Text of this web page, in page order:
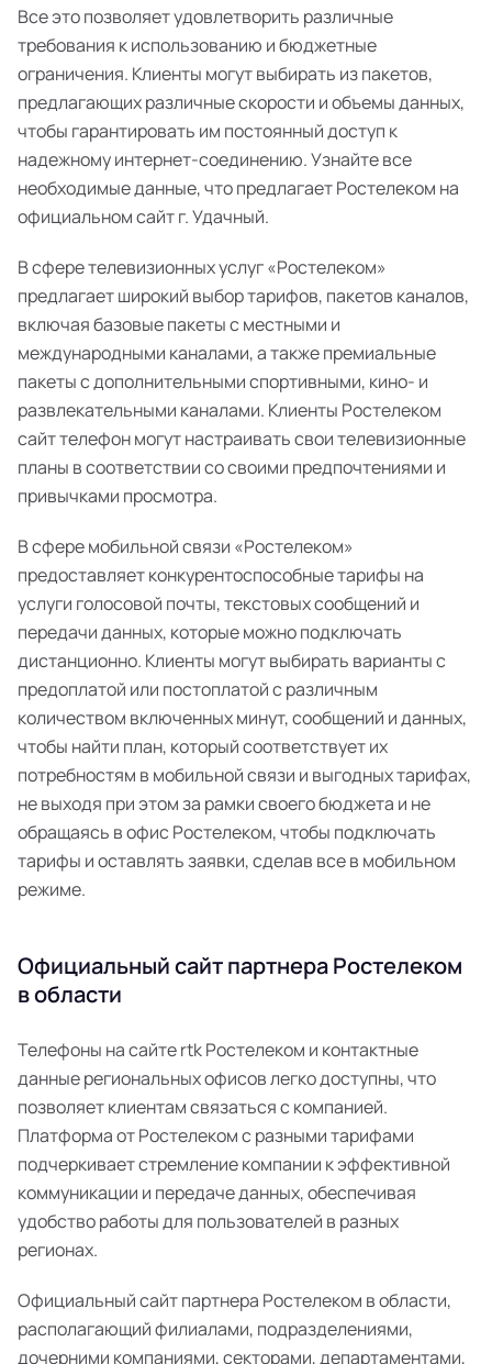
Все это позволяет удовлетворить различные
требования к использованию и бюджетные
ограничения. Клиенты могут выбирать из пакетов,
предлагающих различные скорости и объемы данных,
чтобы гарантировать им постоянный доступ к
надежному интернет-соединению. Узнайте все
необходимые данные, что предлагает Ростелеком на
официальном сайт г. Удачный.
В сфере телевизионных услуг «Ростелеком»
предлагает широкий выбор тарифов, пакетов каналов,
включая базовые пакеты с местными и
международными каналами, а также премиальные
пакеты с дополнительными спортивными, кино- и
развлекательными каналами. Клиенты Ростелеком
сайт телефон могут настраивать свои телевизионные
планы в соответствии со своими предпочтениями и
привычками просмотра.
В сфере мобильной связи «Ростелеком»
предоставляет конкурентоспособные тарифы на
услуги голосовой почты, текстовых сообщений и
передачи данных, которые можно подключать
дистанционно. Клиенты могут выбирать варианты с
предоплатой или постоплатой с различным
количеством включенных минут, сообщений и данных,
чтобы найти план, который соответствует их
потребностям в мобильной связи и выгодных тарифах,
не выходя при этом за рамки своего бюджета и не
обращаясь в офис Ростелеком, чтобы подключать
тарифы и оставлять заявки, сделав все в мобильном
режиме.
Официальный сайт партнера Ростелеком
в области
Телефоны на сайте rtk Ростелеком и контактные
данные региональных офисов легко доступны, что
позволяет клиентам связаться с компанией.
Платформа от Ростелеком с разными тарифами
подчеркивает стремление компании к эффективной
коммуникации и передаче данных, обеспечивая
удобство работы для пользователей в разных
регионах.
Официальный сайт партнера Ростелеком в области,
располагающий филиалами, подразделениями,
дочерними компаниями, секторами, департаментами,